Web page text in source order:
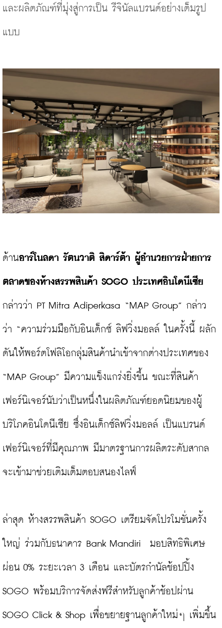
และผลิตภัณฑ์ที่มุ่งสู่การเป็น รีจินัลแบรนด์อย่างเต็มรูป
แบบ
ด้านอาร์โนลดา รัตนวาติ สิดาร์ต้า ผู้อำนวยการฝ่ายการ
ตลาดของห้างสรรพสินค้า SOGO ประเทศอินโดนีเซีย
กล่าวว่า PT Mitra Adiperkasa “MAP Group” กล่าว
ว่า “ความร่วมมือกับอินเด็กซ์ ลิฟวิ่งมอลล์ ในครั้งนี้ ผลัก
ดันให้พอร์ตโฟลิโอกลุ่มสินค้านำเข้าจากต่างประเทศของ
“MAP Group” มีความแข็งแกร่งยิ่งขึ้น ขณะที่สินค้า
เฟอร์นิเจอร์นับว่าเป็นหนึ่งในผลิตภัณฑ์ยอดนิยมของผู้
บริโภคอินโดนีเซีย ซึ่งอินเด็กซ์ลิฟวิ่งมอลล์ เป็นแบรนด์
เฟอร์นิเจอร์ที่มีคุณภาพ มีมาตรฐานการผลิตระดับสากล
จะเข้ามาช่วยเติมเต็มตอบสนองไลฟ์
ล่าสุด ห้างสรรพสินค้า SOGO เตรียมจัดโปรโมชั่นครั้ง
ใหญ่ ร่วมกับธนาคาร Bank Mandiri มอบสิทธิพิเศษ
ผ่อน 0% ระยะเวลา 3 เดือน และบัตรกำนัลช้อปปิ้ง
SOGO พร้อมบริการจัดส่งฟรีสำหรับลูกค้าช้อปผ่าน
SOGO Click & Shop เพื่อขยายฐานลูกค้าใหม่ๆ เพิ่มขึ้น